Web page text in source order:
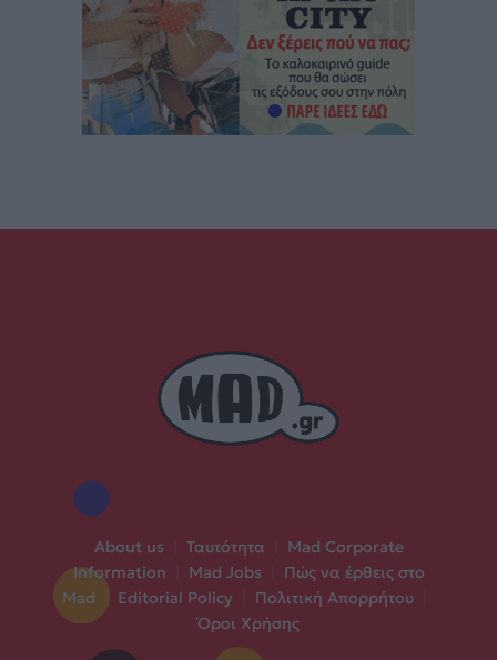
About us Ταυτότητα
Mad Corporate
Information
Mad Jobs
Πώς να έρθεις στο
Mad
Editorial Policy Πολιτική Απορρήτου
Όροι Χρήσης